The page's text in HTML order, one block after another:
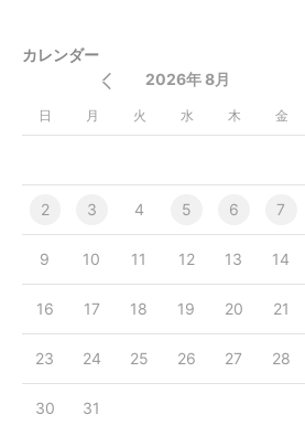
カレンダー
2026年 8月
日 月 火 水 木 金
2 3 4 5 6 7
9 10 11 12 13 14
16 17 18 19 20 21
23 24 25 26 27 28
30 31